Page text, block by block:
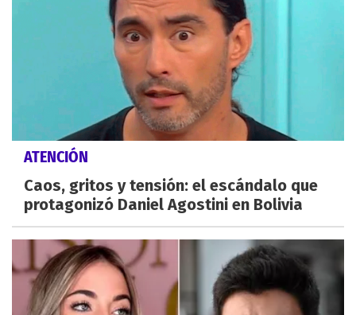
ATENCIÓN
Caos, gritos y tensión: el escándalo que
protagonizó Daniel Agostini en Bolivia